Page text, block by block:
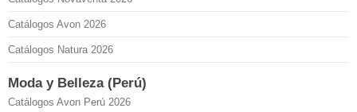
Catálogos Avon 2026
Catálogos Natura 2026
Moda y Belleza (Perú)
Catálogos Avon Perú 2026